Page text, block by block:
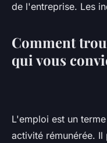
de l'entreprise. Les
Comment
qui vous
L'emploi est un
activité rémunérée.